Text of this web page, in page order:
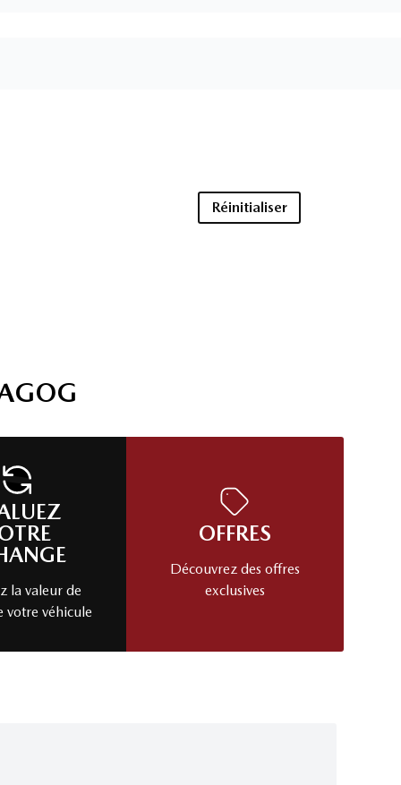
Réinitialiser
la valeur de
votre véhicule
OFFRES
Découvrez des offres
exclusives